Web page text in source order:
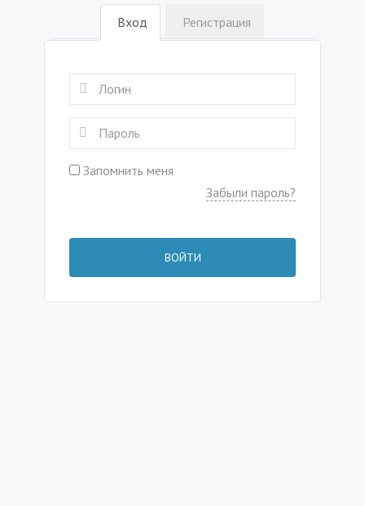
Вход Регистрация
Запомнить меня
Забыли пароль?
ВОЙТИ